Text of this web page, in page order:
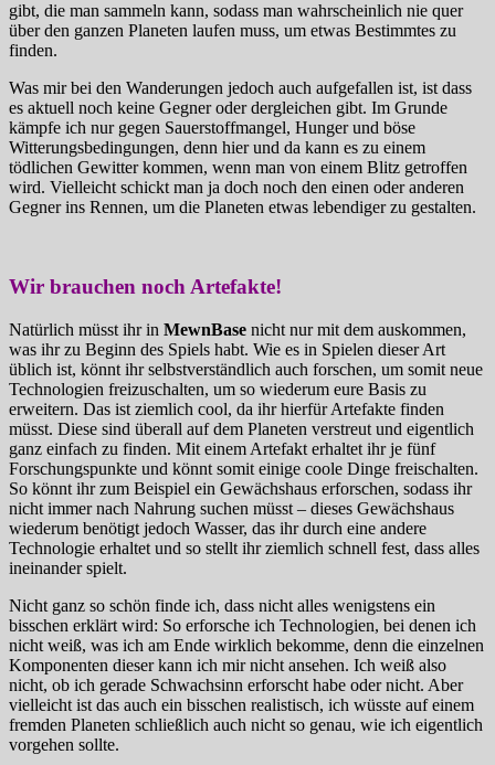
gibt, die man sammeln kann, sodass man wahrscheinlich nie quer
über den ganzen Planeten laufen muss, um etwas Bestimmtes zu
finden.
Was mir bei den Wanderungen jedoch auch aufgefallen ist, ist dass
es aktuell noch keine Gegner oder dergleichen gibt. Im Grunde
kämpfe ich nur gegen Sauerstoffmangel, Hunger und böse
Witterungsbedingungen, denn hier und da kann es zu einem
tödlichen Gewitter kommen, wenn man von einem Blitz getroffen
wird. Vielleicht schickt man ja doch noch den einen oder anderen
Gegner ins Rennen, um die Planeten etwas lebendiger zu gestalten.
Wir brauchen noch Artefakte!
Natürlich müsst ihr in MewnBase nicht nur mit dem auskommen,
was ihr zu Beginn des Spiels habt. Wie es in Spielen dieser Art
üblich ist, könnt ihr selbstverständlich auch forschen, um somit neue
Technologien freizuschalten, um so wiederum eure Basis zu
erweitern. Das ist ziemlich cool, da ihr hierfür Artefakte finden
müsst. Diese sind überall auf dem Planeten verstreut und eigentlich
ganz einfach zu finden. Mit einem Artefakt erhaltet ihr je fünf
Forschungspunkte und könnt somit einige coole Dinge freischalten.
So könnt ihr zum Beispiel ein Gewächshaus erforschen, sodass ihr
nicht immer nach Nahrung suchen müsst – dieses Gewächshaus
wiederum benötigt jedoch Wasser, das ihr durch eine andere
Technologie erhaltet und so stellt ihr ziemlich schnell fest, dass alles
ineinander spielt.
Nicht ganz so schön finde ich, dass nicht alles wenigstens ein
bisschen erklärt wird: So erforsche ich Technologien, bei denen ich
nicht weiß, was ich am Ende wirklich bekomme, denn die einzelnen
Komponenten dieser kann ich mir nicht ansehen. Ich weiß also
nicht, ob ich gerade Schwachsinn erforscht habe oder nicht. Aber
vielleicht ist das auch ein bisschen realistisch, ich wüsste auf einem
fremden Planeten schließlich auch nicht so genau, wie ich eigentlich
vorgehen sollte.